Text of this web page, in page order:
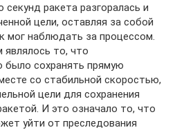
ракета разгоралась и
цели, оставляя за собой
мог наблюдать за процессом.
то, что
сохранять прямую
со стабильной скоростью,
цели для сохранения
И это означало то, что
уйти от преследования